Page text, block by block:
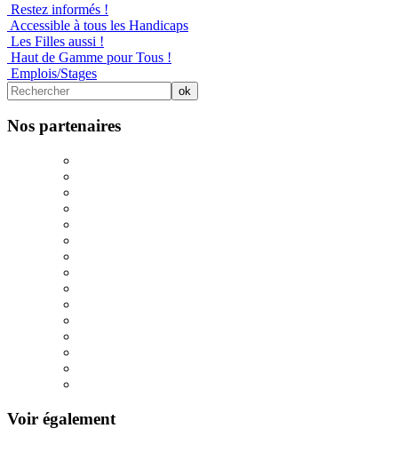
Restez informés !
Accessible à tous les Handicaps
Les Filles aussi !
Haut de Gamme pour Tous !
Emplois/Stages
Nos partenaires
Voir également